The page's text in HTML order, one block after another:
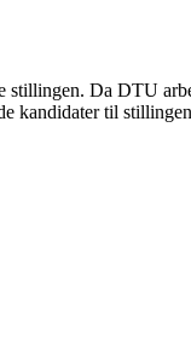
stillingen. Da DTU
kandidater til